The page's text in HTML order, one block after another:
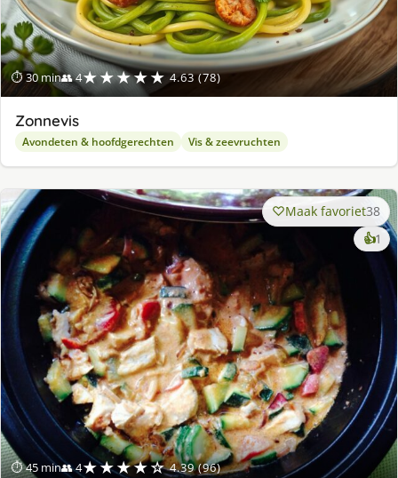
⏱ 30 min👥 4★★★★★ 4.63 (78)
Zonnevis
Avondeten & hoofdgerechten Vis & zeevruchten
⏱ 45 min👥 4★★★★☆ 4.39 (96)
Maak favoriet38
👍1